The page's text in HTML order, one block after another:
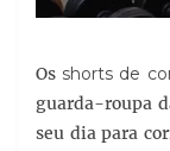
Os shorts de
guarda-roupa
seu dia para